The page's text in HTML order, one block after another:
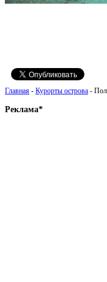
Главная - Курорты острова -
Реклама*